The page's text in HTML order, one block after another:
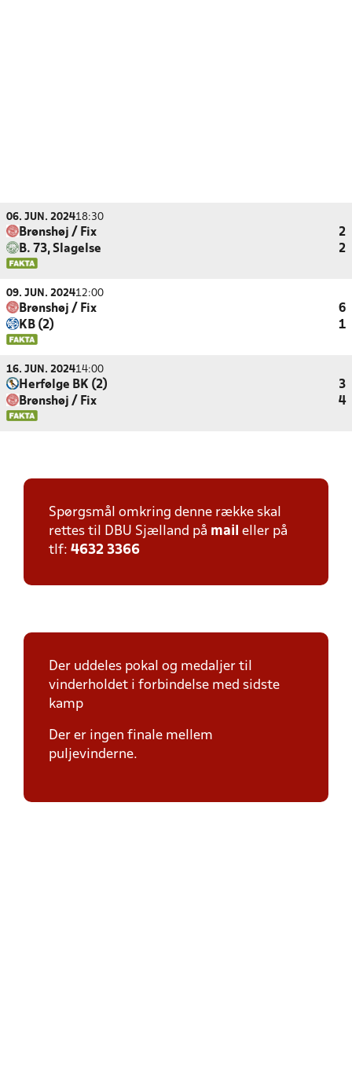
06. JUN. 202418:30
Brønshøj / Fix
2
B. 73, Slagelse
2
09. JUN. 202412:00
Brønshøj / Fix
6
KB (2)
1
16. JUN. 202414:00
Herfølge BK (2)
3
Brønshøj / Fix
4
Spørgsmål omkring denne række skal
rettes til DBU Sjælland på mail eller på
tlf: 4632 3366
Der uddeles pokal og medaljer til
vinderholdet i forbindelse med sidste
kamp
Der er ingen finale mellem
puljevinderne.